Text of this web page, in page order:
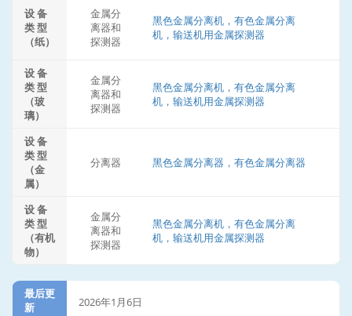
设 备
类 型
（纸）
金属分
离器和
探测器
黑色金属分离机，有色金属分离
机，输送机用金属探测器
设 备
类 型
（玻
璃）
金属分
离器和
探测器
黑色金属分离机，有色金属分离
机，输送机用金属探测器
设 备
类 型
（金
属）
分离器 黑色金属分离器，有色金属分离器
设 备
类 型
（有机
物）
金属分
离器和
探测器
黑色金属分离机，有色金属分离
机，输送机用金属探测器
最后更
新
2026年1月6日